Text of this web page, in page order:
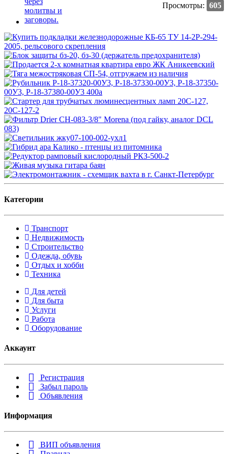
Просмотры: 605
Категории
Транспорт
Недвижимость
Строительство
Одежда, обувь
Отдых и хобби
Техника
Для детей
Для быта
Услуги
Работа
Оборудование
Аккаунт
Регистрация
Забыл пароль
Объявления
Информация
ВИП объявления